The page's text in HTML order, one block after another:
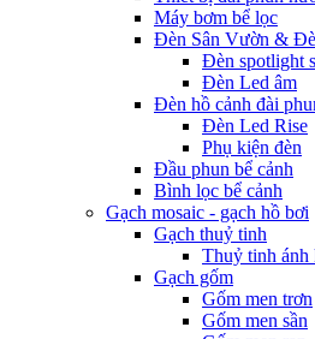
Máy bơm bể lọc
Đèn Sân Vườn &
Đèn spotlight
Đèn Led âm
Đèn hồ cảnh đài
Đèn Led Rise
Phụ kiện đèn
Đầu phun bể cảnh
Bình lọc bể cảnh
Gạch mosaic - gạch hồ bơi
Gạch thuỷ tinh
Thuỷ tinh ánh
Gạch gốm
Gốm men trơn
Gốm men sần